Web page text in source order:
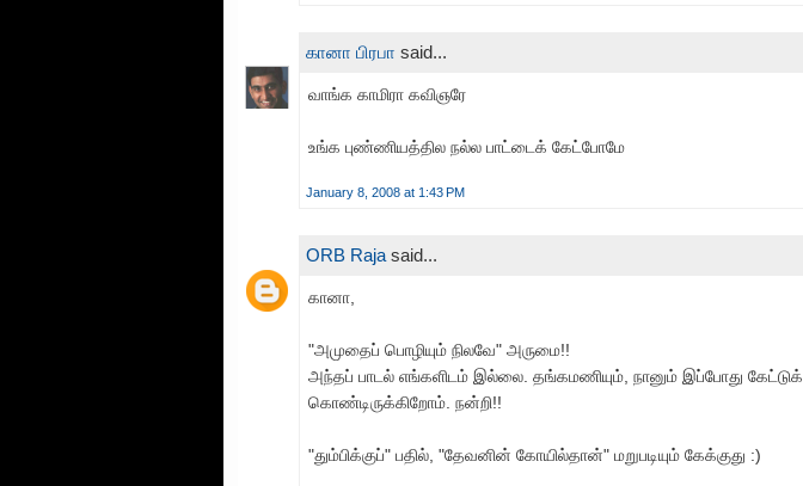
கானா பிரபா said...
வாங்க காமிரா கவிஞரே
உங்க புண்ணியத்தில நல்ல பாட்டைக் கேட்போமே
January 8, 2008 at 1:43 PM
ORB Raja said...
கானா,
"அமுதைப் பொழியும் நிலவே" அருமை!!
அந்தப் பாடல் எங்களிடம் இல்லை. தங்கமணியும், நானும் இப்போது கேட்டுக்
கொண்டிருக்கிறோம். நன்றி!!
"தும்பிக்குப்" பதில், "தேவனின் கோயில்தான்" மறுபடியும் கேக்குது :)